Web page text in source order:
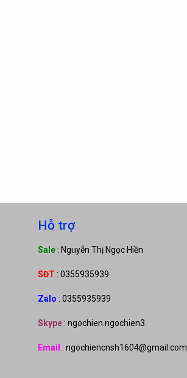
Hỗ trợ
Sale : Nguyễn Thị Ngọc Hiền
SĐT : 0355935939
Zalo : 0355935939
Skype : ngochien.ngochien3
Email : ngochiencnsh1604@gmail.com